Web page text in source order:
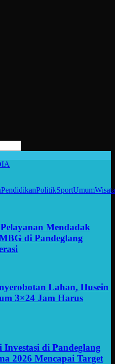
PendidikanPolitikSportUmumWisata
Mendadak
di Pandeglang
Lahan, Husein
3×24 Jam Harus
Investasi di Pandeglang
2026 Mencapai Target